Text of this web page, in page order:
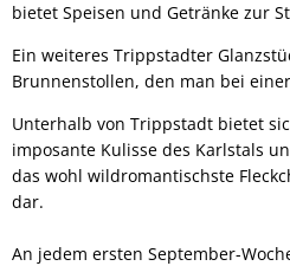
bietet Speisen und Getränke zur
Ein weiteres Trippstadter
Brunnenstollen, den man bei
Unterhalb von Trippstadt bietet
imposante Kulisse des Karlstals
das wohl wildromantischste
dar.
An jedem ersten September-